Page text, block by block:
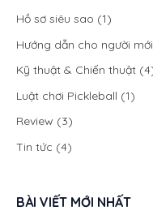
Hồ sơ siêu sao (1)
Hướng dẫn cho người mới
Kỹ thuật & Chiến thuật
Luật chơi Pickleball (1)
Review (3)
Tin tức (4)
BÀI VIẾT MỚI NHẤT